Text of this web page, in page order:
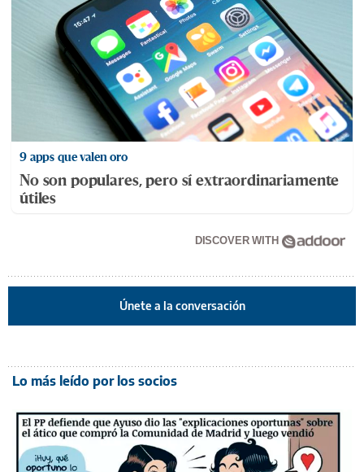
9 apps que valen oro
No son populares, pero sí extraordinariamente
útiles
DISCOVER WITH
Únete a la conversación
Lo más leído por los socios